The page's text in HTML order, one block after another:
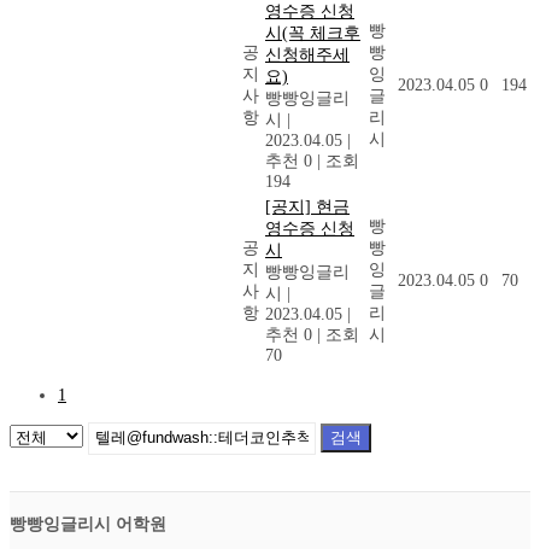
공
지
사
항
영수증 신청
시(꼭 체크후
신청해주세
요)
빵빵잉글리
시 |
2023.04.05 |
추천 0 | 조회
194
빵
빵
잉
글
리
시
2023.04.05 0 194
공
지
사
항
[공지] 현금
영수증 신청
시
빵빵잉글리
시 |
2023.04.05 |
추천 0 | 조회
70
빵
빵
잉
글
리
시
2023.04.05 0 70
1
검색
빵빵잉글리시 어학원